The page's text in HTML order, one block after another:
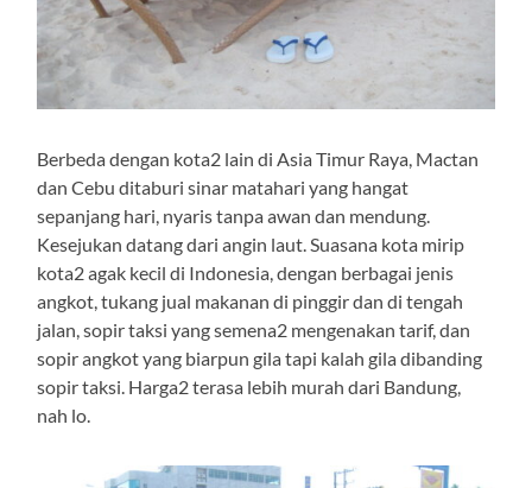
Berbeda dengan kota2 lain di Asia Timur Raya, Mactan
dan Cebu ditaburi sinar matahari yang hangat
sepanjang hari, nyaris tanpa awan dan mendung.
Kesejukan datang dari angin laut. Suasana kota mirip
kota2 agak kecil di Indonesia, dengan berbagai jenis
angkot, tukang jual makanan di pinggir dan di tengah
jalan, sopir taksi yang semena2 mengenakan tarif, dan
sopir angkot yang biarpun gila tapi kalah gila dibanding
sopir taksi. Harga2 terasa lebih murah dari Bandung,
nah lo.